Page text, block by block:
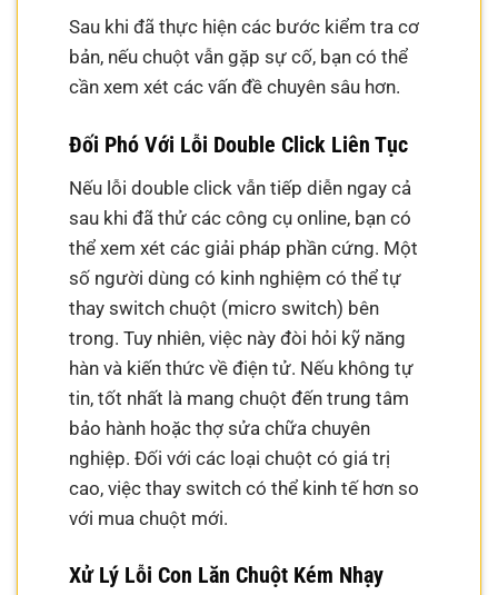
Sau khi đã thực hiện các bước kiểm tra cơ
bản, nếu chuột vẫn gặp sự cố, bạn có thể
cần xem xét các vấn đề chuyên sâu hơn.
Đối Phó Với Lỗi Double Click Liên Tục
Nếu lỗi double click vẫn tiếp diễn ngay cả
sau khi đã thử các công cụ online, bạn có
thể xem xét các giải pháp phần cứng. Một
số người dùng có kinh nghiệm có thể tự
thay switch chuột (micro switch) bên
trong. Tuy nhiên, việc này đòi hỏi kỹ năng
hàn và kiến thức về điện tử. Nếu không tự
tin, tốt nhất là mang chuột đến trung tâm
bảo hành hoặc thợ sửa chữa chuyên
nghiệp. Đối với các loại chuột có giá trị
cao, việc thay switch có thể kinh tế hơn so
với mua chuột mới.
Xử Lý Lỗi Con Lăn Chuột Kém Nhạy